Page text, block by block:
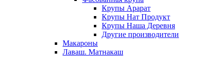
Крупы Арарат
Крупы Нат Продукт
Крупы Наша Деревня
Другие производители
Макароны
Лаваш. Матнакаш